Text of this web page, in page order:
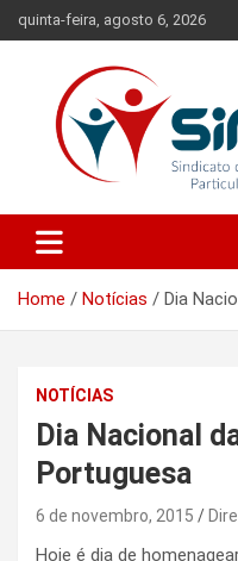
to
quinta-feira, agosto 6, 2026
Sinproep-DF
Ensino do Distrito Federal
Home Notícias Dia
NOTÍCIAS
Dia Nacional
Portuguesa
6 de novembro, 2015
Hoje é dia de